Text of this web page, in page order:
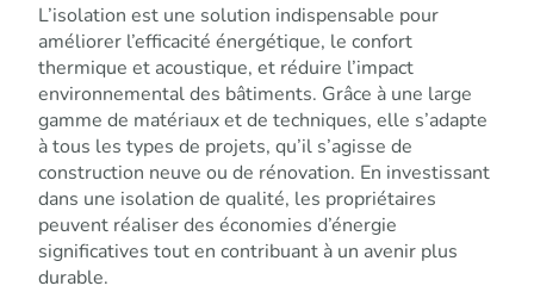
L’isolation est une solution indispensable pour
améliorer l’efficacité énergétique, le confort
thermique et acoustique, et réduire l’impact
environnemental des bâtiments. Grâce à une large
gamme de matériaux et de techniques, elle s’adapte
à tous les types de projets, qu’il s’agisse de
construction neuve ou de rénovation. En investissant
dans une isolation de qualité, les propriétaires
peuvent réaliser des économies d’énergie
significatives tout en contribuant à un avenir plus
durable.